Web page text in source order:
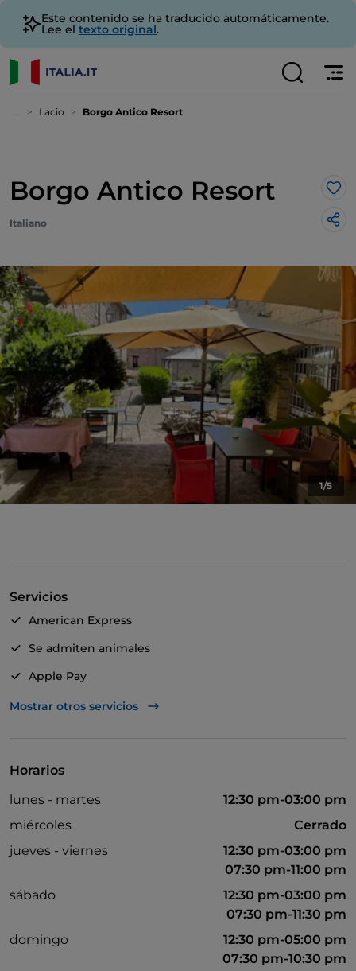
Este contenido se ha traducido automáticamente.
Lee el texto original.
... Lacio Borgo Antico Resort
Borgo Antico Resort Me
Italiano
1/5
Servicios
American Express
Se admiten animales
Apple Pay
Para llevar
Se habla francés
Mastercard
Mostrar otros servicios
Horarios
lunes - martes
12:30 pm-03:00 pm
miércoles
Cerrado
jueves - viernes
12:30 pm-03:00 pm
07:30 pm-11:00 pm
sábado
12:30 pm-03:00 pm
07:30 pm-11:30 pm
domingo
12:30 pm-05:00 pm
07:30 pm-10:30 pm